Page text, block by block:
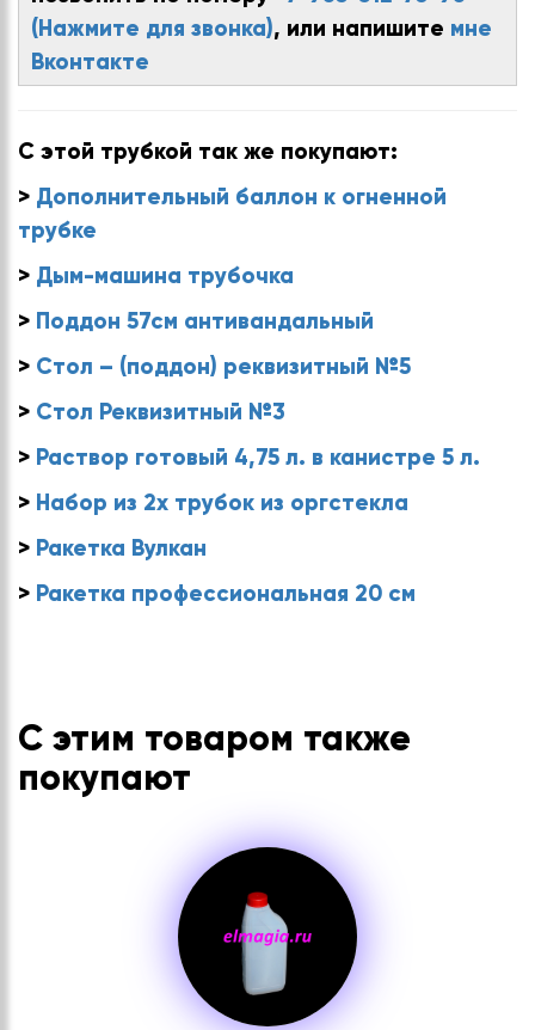
(Нажмите для звонка), или напишите мне
Вконтакте
С этой трубкой так же покупают:
> Дополнительный баллон к огненной
трубке
> Дым-машина трубочка
> Поддон 57см антивандальный
> Стол – (поддон) реквизитный №5
> Стол Реквизитный №3
> Раствор готовый 4,75 л. в канистре 5 л.
> Набор из 2х трубок из оргстекла
> Ракетка Вулкан
> Ракетка профессиональная 20 см
С этим товаром также
покупают